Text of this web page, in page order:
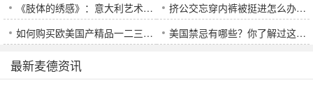
《肢体的绣感》：意大利艺术如何通过肢体表达情感？
挤公交忘穿内裤被挺进怎么办？如何有效避免公交尴尬？
如何购买欧美国产精品一二三产品？5种途径让您轻松获取高质量商品
美国禁忌有哪些？你了解过这些不可触碰的文化禁忌吗？
最新麦德资讯